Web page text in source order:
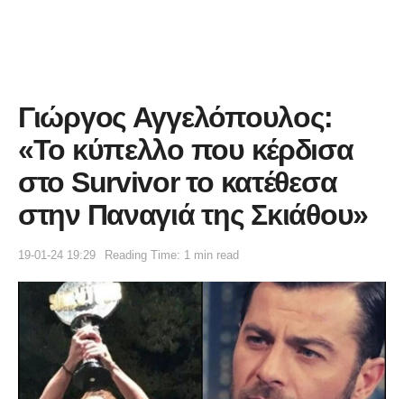
Γιώργος Αγγελόπουλος:
«Το κύπελλο που κέρδıσα
στο Survivor το κατέθεσα
στην Παναγιά της Σκιάθου»
19-01-24 19:29 Reading Time: 1 min read